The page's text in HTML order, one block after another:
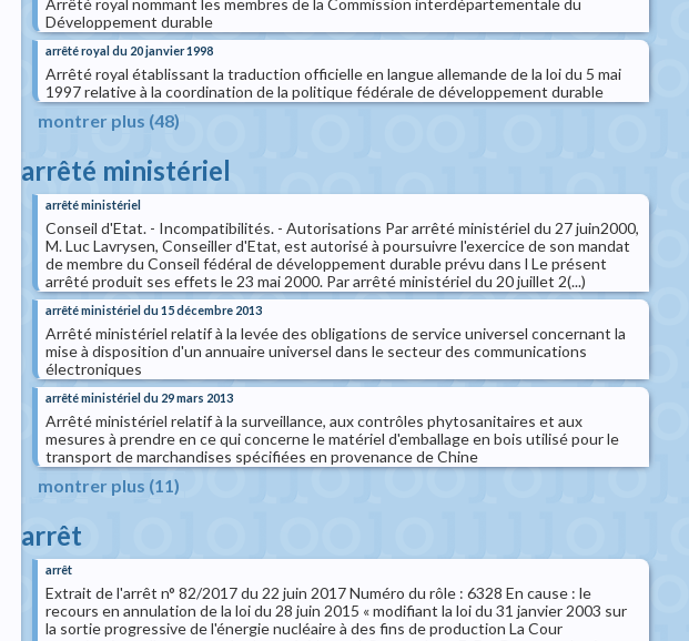
Arrêté royal nommant les membres de la Commission interdépartementale du
Développement durable
arrêté royal du 20 janvier 1998
Arrêté royal établissant la traduction officielle en langue allemande de la loi du 5 mai
1997 relative à la coordination de la politique fédérale de développement durable
montrer plus (48)
arrêté ministériel
arrêté ministériel
Conseil d'Etat. - Incompatibilités. - Autorisations Par arrêté ministériel du 27 juin2000,
M. Luc Lavrysen, Conseiller d'Etat, est autorisé à poursuivre l'exercice de son mandat
de membre du Conseil fédéral de développement durable prévu dans l Le présent
arrêté produit ses effets le 23 mai 2000. Par arrêté ministériel du 20 juillet 2(...)
arrêté ministériel du 15 décembre 2013
Arrêté ministériel relatif à la levée des obligations de service universel concernant la
mise à disposition d'un annuaire universel dans le secteur des communications
électroniques
arrêté ministériel du 29 mars 2013
Arrêté ministériel relatif à la surveillance, aux contrôles phytosanitaires et aux
mesures à prendre en ce qui concerne le matériel d'emballage en bois utilisé pour le
transport de marchandises spécifiées en provenance de Chine
montrer plus (11)
arrêt
arrêt
Extrait de l'arrêt n° 82/2017 du 22 juin 2017 Numéro du rôle : 6328 En cause : le
recours en annulation de la loi du 28 juin 2015 « modifiant la loi du 31 janvier 2003 sur
la sortie progressive de l'énergie nucléaire à des fins de production La Cour